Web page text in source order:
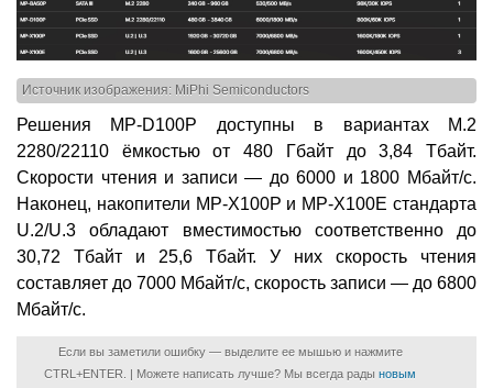
Источник изображения: MiPhi Semiconductors
Решения MP-D100P доступны в вариантах M.2
2280/22110 ёмкостью от 480 Гбайт до 3,84 Тбайт.
Скорости чтения и записи — до 6000 и 1800 Мбайт/с.
Наконец, накопители MP-X100P и MP-X100E стандарта
U.2/U.3 обладают вместимостью соответственно до
30,72 Тбайт и 25,6 Тбайт. У них скорость чтения
составляет до 7000 Мбайт/с, скорость записи — до 6800
Мбайт/с.
Если вы заметили ошибку — выделите ее мышью и нажмите
CTRL+ENTER. | Можете написать лучше? Мы всегда рады новым